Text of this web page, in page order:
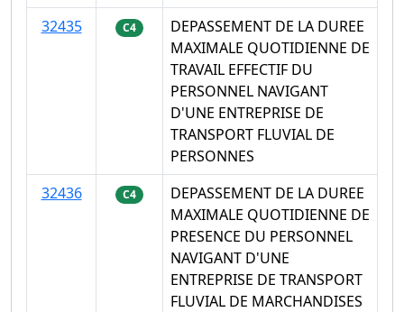
32435
C4
DEPASSEMENT DE LA DUREE
MAXIMALE QUOTIDIENNE DE
TRAVAIL EFFECTIF DU
PERSONNEL NAVIGANT
D'UNE ENTREPRISE DE
TRANSPORT FLUVIAL DE
PERSONNES
32436
C4
DEPASSEMENT DE LA DUREE
MAXIMALE QUOTIDIENNE DE
PRESENCE DU PERSONNEL
NAVIGANT D'UNE
ENTREPRISE DE TRANSPORT
FLUVIAL DE MARCHANDISES